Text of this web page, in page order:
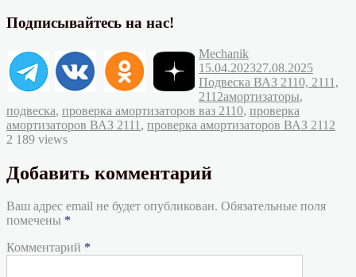
Подписывайтесь на нас!
Автор
MechanikОпубликовано
15.04.202327.08.2025
Подвеска ВАЗ 2110, 2111,
2112Метки
амортизаторы,
подвеска, проверка амортизаторов ваз 2110, проверка
амортизаторов ВАЗ 2111 , проверка амортизаторов ВАЗ 2112
2 189 views
Добавить комментарий
Ваш адрес email не будет опубликован. Обязательные поля
помечены *
Комментарий *